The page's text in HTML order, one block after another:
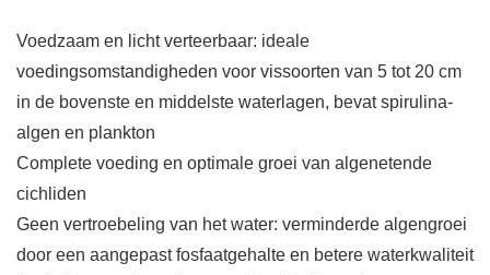
Voedzaam en licht verteerbaar: ideale
voedingsomstandigheden voor vissoorten van 5 tot 20 cm
in de bovenste en middelste waterlagen, bevat spirulina-
algen en plankton
Complete voeding en optimale groei van algenetende
cichliden
Geen vertroebeling van het water: verminderde algengroei
door een aangepast fosfaatgehalte en betere waterkwaliteit